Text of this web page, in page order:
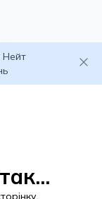
Нейт